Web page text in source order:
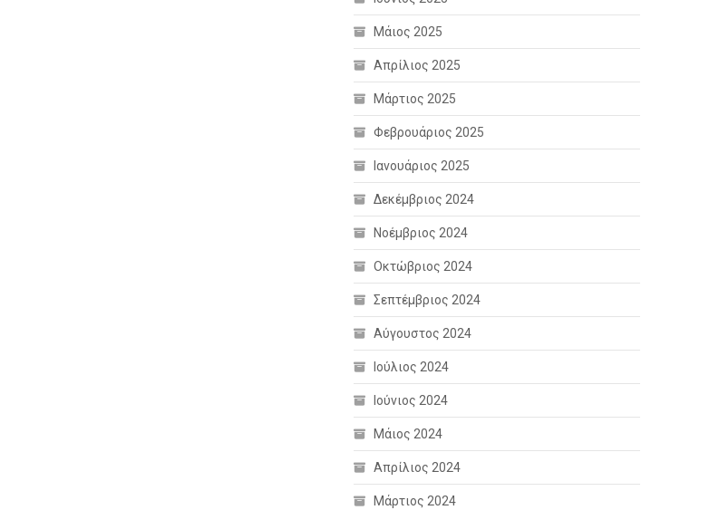
Μάιος 2025
Απρίλιος 2025
Μάρτιος 2025
Φεβρουάριος 2025
Ιανουάριος 2025
Δεκέμβριος 2024
Νοέμβριος 2024
Οκτώβριος 2024
Σεπτέμβριος 2024
Αύγουστος 2024
Ιούλιος 2024
Ιούνιος 2024
Μάιος 2024
Απρίλιος 2024
Μάρτιος 2024